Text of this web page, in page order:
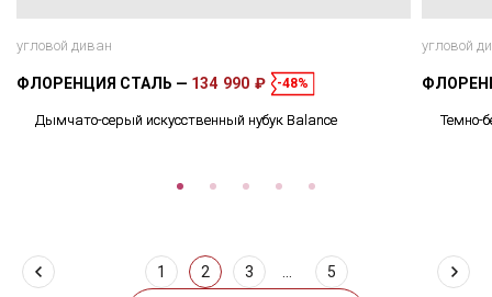
угловой диван
ФЛОРЕНЦИЯ СТАЛЬ 134 990 ₽ -48%
Дымчато-серый искусственный нубук Balance
угловой
Темно-
1 2 3 5